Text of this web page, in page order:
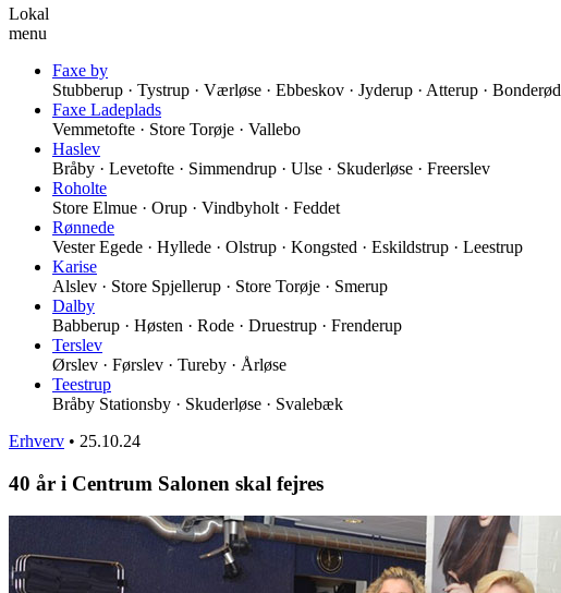
Lokal
menu
Faxe by
Stubberup · Tystrup · Værløse · Ebbeskov · Jyderup · Atterup · Bonderød
Faxe Ladeplads
Vemmetofte · Store Torøje · Vallebo
Haslev
Bråby · Levetofte · Simmendrup · Ulse · Skuderløse · Freerslev
Roholte
Store Elmue · Orup · Vindbyholt · Feddet
Rønnede
Vester Egede · Hyllede · Olstrup · Kongsted · Eskildstrup · Leestrup
Karise
Alslev · Store Spjellerup · Store Torøje · Smerup
Dalby
Babberup · Høsten · Rode · Druestrup · Frenderup
Terslev
Ørslev · Førslev · Tureby · Årløse
Teestrup
Bråby Stationsby · Skuderløse · Svalebæk
Erhverv • 25.10.24
40 år i Centrum Salonen skal fejres